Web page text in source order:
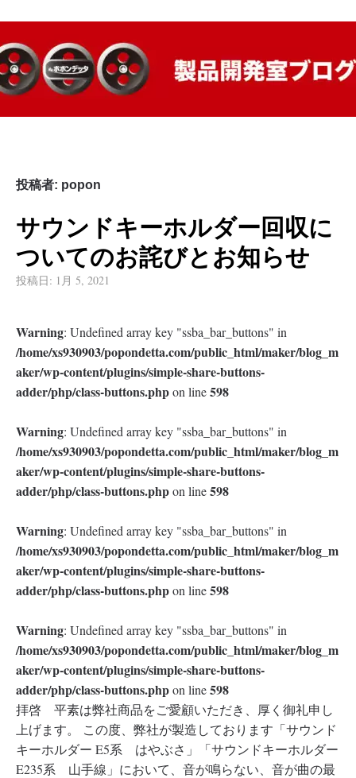
ポポンデッタ製品開発室
ブログ
ポポンデッタ鉄道模型メーカー部門の情報を発信していきま
す。
投稿者: popon
サウンドキーホルダー回収に
ついてのお詫びとお知らせ
投稿日: 1月 5, 2021
Warning: Undefined array key "ssba_bar_buttons" in
/home/xs930903/popondetta.com/public_html/maker/blog_m
aker/wp-content/plugins/simple-share-buttons-
adder/php/class-buttons.phpon line598
Warning: Undefined array key "ssba_bar_buttons" in
/home/xs930903/popondetta.com/public_html/maker/blog_m
aker/wp-content/plugins/simple-share-buttons-
adder/php/class-buttons.phpon line598
Warning: Undefined array key "ssba_bar_buttons" in
/home/xs930903/popondetta.com/public_html/maker/blog_m
aker/wp-content/plugins/simple-share-buttons-
adder/php/class-buttons.phpon line598
Warning: Undefined array key "ssba_bar_buttons" in
/home/xs930903/popondetta.com/public_html/maker/blog_m
aker/wp-content/plugins/simple-share-buttons-
adder/php/class-buttons.phpon line598
拝啓 平素は弊社商品をご愛顧いただき、厚く御礼申し
上げます。 この度、弊社が製造しております「サウンド
キーホルダー E5系 はやぶさ」「サウンドキーホルダー
E235系 山手線」において、音が鳴らない、音が曲の最